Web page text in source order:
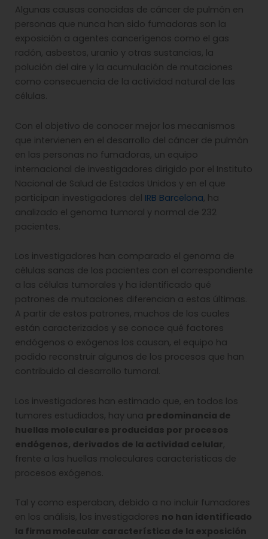
Algunas causas conocidas de cáncer de pulmón en
personas que nunca han sido fumadoras son la
exposición a agentes cancerígenos como el gas
radón, asbestos, uranio y otras sustancias, la
polución del aire y la acumulación de mutaciones
como consecuencia de la actividad natural de las
células.
Con el objetivo de conocer mejor los mecanismos
que intervienen en el desarrollo del cáncer de pulmón
en las personas no fumadoras, un equipo
internacional de investigadores dirigido por el Instituto
Nacional de Salud de Estados Unidos y en el que
participan investigadores del IRB Barcelona, ha
analizado el genoma tumoral y normal de 232
pacientes.
Los investigadores han comparado el genoma de
células sanas de los pacientes con el correspondiente
a las células tumorales y ha identificado qué
patrones de mutaciones diferencian a estas últimas.
A partir de estos patrones, muchos de los cuales
están caracterizados y se conoce qué factores
endógenos o exógenos los causan, el equipo ha
podido reconstruir algunos de los procesos que han
contribuido al desarrollo tumoral.
Los investigadores han estimado que, en todos los
tumores estudiados, hay una predominancia de
huellas moleculares producidas por procesos
endógenos, derivados de la actividad celular,
frente a las huellas moleculares características de
procesos exógenos.
Tal y como esperaban, debido a no incluir fumadores
en los análisis, los investigadores no han identificado
la firma molecular característica de la exposición